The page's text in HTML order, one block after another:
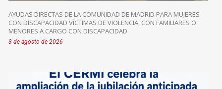
AYUDAS DIRECTAS DE LA COMUNIDAD DE MADRID PARA MUJERES
CON DISCAPACIDAD VÍCTIMAS DE VIOLENCIA, CON FAMILIARES O
MENORES A CARGO CON DISCAPACIDAD
3 de agosto de 2026